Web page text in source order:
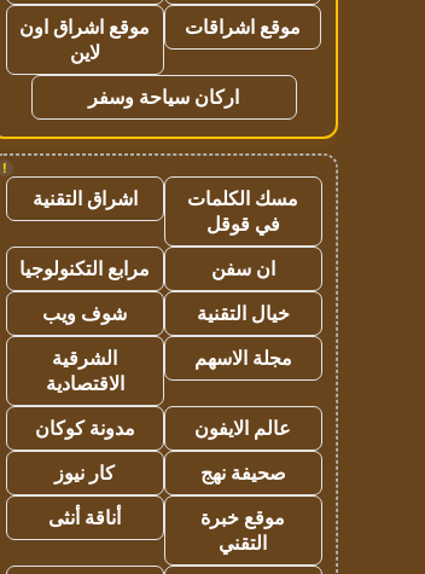
موقع اشراقات
موقع اشراق اون
لاين
اركان سياحة وسفر
!
مسك الكلمات
في قوقل
اشراق التقنية
ان سفن
مرابع التكنولوجيا
خيال التقنية
شوف ويب
مجلة الاسهم
الشرقية
الاقتصادية
عالم الايفون
مدونة كوكان
صحيفة نهج
كار نيوز
موقع خبرة
التقني
أناقة أنثى